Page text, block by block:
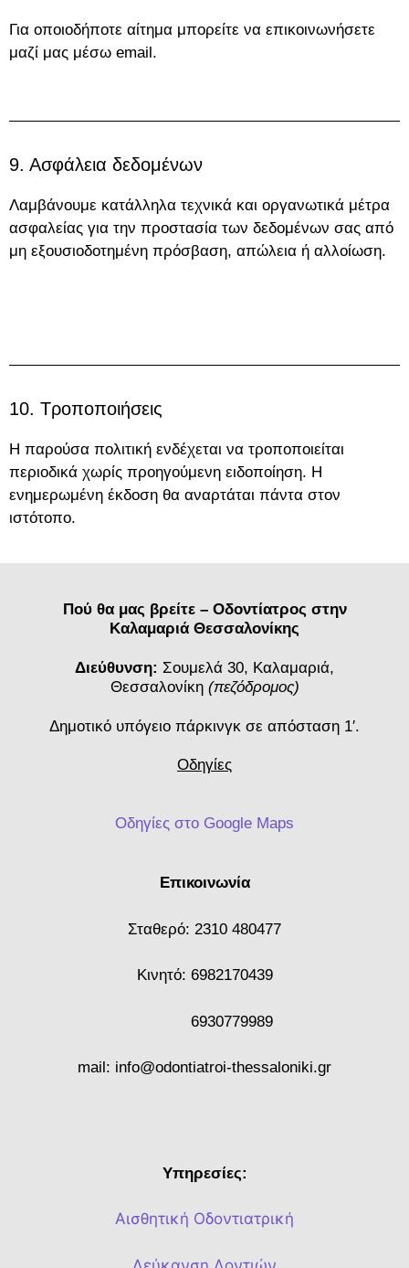
Για οποιοδήποτε αίτημα μπορείτε να επικοινωνήσετε
μαζί μας μέσω email.
9. Ασφάλεια δεδομένων
Λαμβάνουμε κατάλληλα τεχνικά και οργανωτικά μέτρα
ασφαλείας για την προστασία των δεδομένων σας από
μη εξουσιοδοτημένη πρόσβαση, απώλεια ή αλλοίωση.
10. Τροποποιήσεις
Η παρούσα πολιτική ενδέχεται να τροποποιείται
περιοδικά χωρίς προηγούμενη ειδοποίηση. Η
ενημερωμένη έκδοση θα αναρτάται πάντα στον
ιστότοπο.
Πού θα μας βρείτε – Οδοντίατρος στην
Καλαμαριά Θεσσαλονίκης
Διεύθυνση: Σουμελά 30, Καλαμαριά,
Θεσσαλονίκη (πεζόδρομος)
Δημοτικό υπόγειο πάρκινγκ σε απόσταση 1′.
Οδηγίες
Οδηγίες στο Google Maps
Επικοινωνία
Σταθερό: 2310 480477
Κινητό: 6982170439
6930779989
mail: info@odontiatroi-thessaloniki.gr
Υπηρεσίες:
Αισθητική Οδοντιατρική